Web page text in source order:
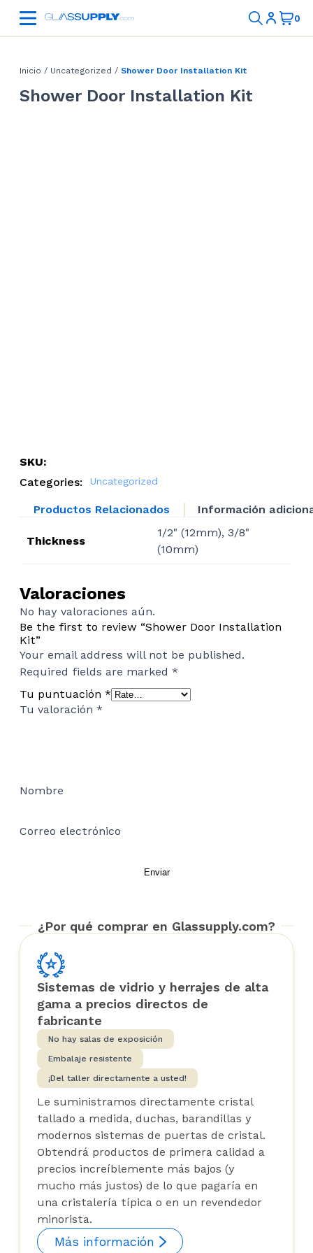
Inicio / Uncategorized / Shower Door Installation Kit
Shower Door Installation Kit
SKU:
Categories:
Uncategorized
Productos Relacionados Información
Thickness
1/2" (12mm), 3/8"
(10mm)
Valoraciones
No hay valoraciones aún.
Be the first to review “Shower Door Installation
Kit”
Your email address will not be published.
Required fields are marked *
Tu puntuación *
Tu valoración *
Nombre
Correo electrónico
¿Por qué comprar en Glassupply.com?
Sistemas de vidrio y herrajes de alta
gama a precios directos de
fabricante
No hay salas de exposición
Embalaje resistente
¡Del taller directamente a usted!
Le suministramos directamente cristal
tallado a medida, duchas, barandillas y
modernos sistemas de puertas de cristal.
Obtendrá productos de primera calidad a
precios increíblemente más bajos (y
mucho más justos) de lo que pagaría en
una cristalería típica o en un revendedor
minorista.
Más información